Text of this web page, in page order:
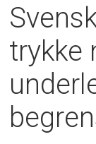
trykke